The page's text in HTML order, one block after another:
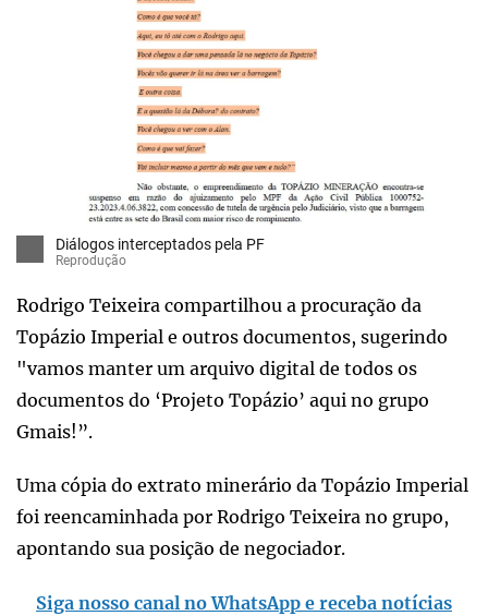
Diálogos interceptados pela PF
Reprodução
Rodrigo Teixeira compartilhou a procuração da
Topázio Imperial e outros documentos, sugerindo
"vamos manter um arquivo digital de todos os
documentos do ‘Projeto Topázio’ aqui no grupo
Gmais!”.
Uma cópia do extrato minerário da Topázio Imperial
foi reencaminhada por Rodrigo Teixeira no grupo,
apontando sua posição de negociador.
Siga nosso canal no WhatsApp e receba notícias